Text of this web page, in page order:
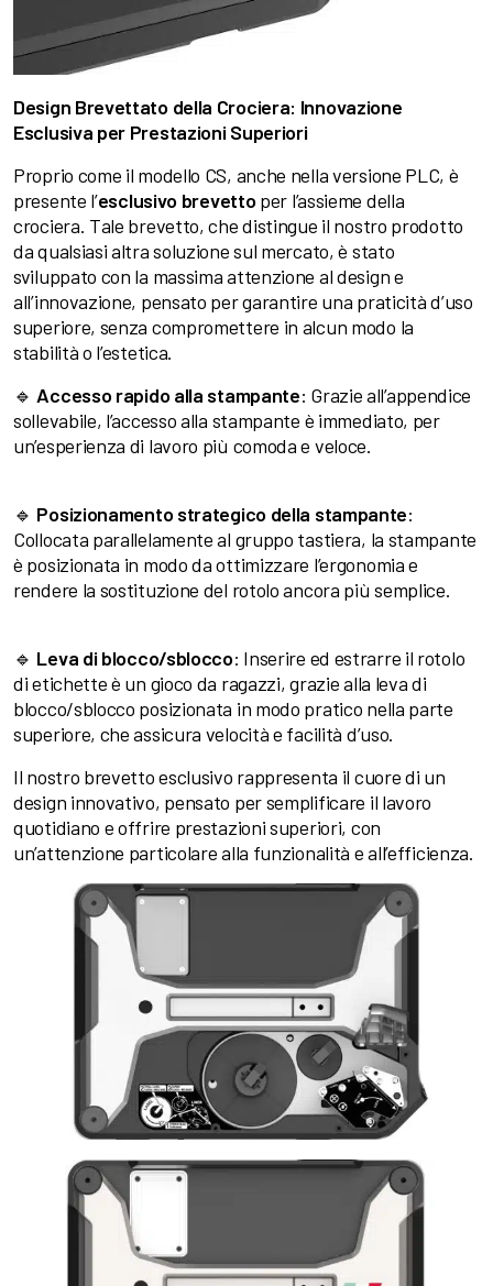
Design Brevettato della Crociera: Innovazione
Esclusiva per Prestazioni Superiori
Proprio come il modello CS, anche nella versione PLC, è
presente l’esclusivo brevetto per l’assieme della
crociera. Tale brevetto, che distingue il nostro prodotto
da qualsiasi altra soluzione sul mercato, è stato
sviluppato con la massima attenzione al design e
all’innovazione, pensato per garantire una praticità d’uso
superiore, senza compromettere in alcun modo la
stabilità o l’estetica.
🔹 Accesso rapido alla stampante: Grazie all’appendice
sollevabile, l’accesso alla stampante è immediato, per
un’esperienza di lavoro più comoda e veloce.
🔹 Posizionamento strategico della stampante:
Collocata parallelamente al gruppo tastiera, la stampante
è posizionata in modo da ottimizzare l’ergonomia e
rendere la sostituzione del rotolo ancora più semplice.
🔹 Leva di blocco/sblocco: Inserire ed estrarre il rotolo
di etichette è un gioco da ragazzi, grazie alla leva di
blocco/sblocco posizionata in modo pratico nella parte
superiore, che assicura velocità e facilità d’uso.
Il nostro brevetto esclusivo rappresenta il cuore di un
design innovativo, pensato per semplificare il lavoro
quotidiano e offrire prestazioni superiori, con
un’attenzione particolare alla funzionalità e all’efficienza.